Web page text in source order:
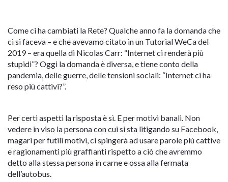
Come ci ha cambiati la Rete? Qualche anno fa la domanda che
ci si faceva – e che avevamo citato in un Tutorial WeCa del
2019 – era quella di Nicolas Carr: “Internet ci renderà più
stupidi”? Oggi la domanda è diversa, e tiene conto della
pandemia, delle guerre, delle tensioni sociali: “Internet ci ha
reso più cattivi?”.
Per certi aspetti la risposta è sì. E per motivi banali. Non
vedere in viso la persona con cui si sta litigando su Facebook,
magari per futili motivi, ci spingerà ad usare parole più cattive
e ragionamenti più graffianti rispetto a ciò che avremmo
detto alla stessa persona in carne e ossa alla fermata
dell’autobus.